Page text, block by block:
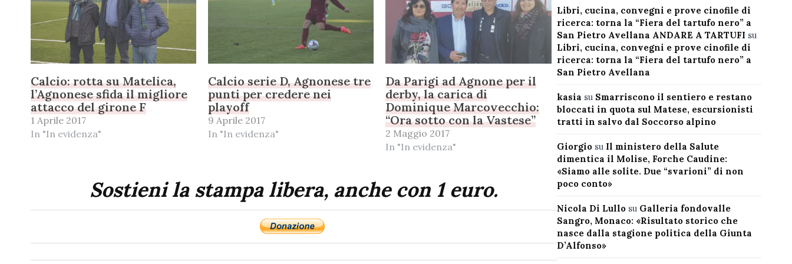
Calcio: rotta su Matelica,
l’Agnonese sfida il migliore
attacco del girone F
1 Aprile 2017
In "In evidenza"
Calcio serie D, Agnonese tre
punti per credere nei
playoff
9 Aprile 2017
In "In evidenza"
Da Parigi ad Agnone per il
derby, la carica di
Dominique Marcovecchio:
“Ora sotto con la Vastese”
2 Maggio 2017
In "In evidenza"
Sostieni la stampa libera, anche con 1 euro.
Libri, cucina, convegni e prove cinofile di
ricerca: torna la “Fiera del tartufo nero” a
San Pietro Avellana ANDARE A TARTUFI su
Libri, cucina, convegni e prove cinofile di
ricerca: torna la “Fiera del tartufo nero” a
San Pietro Avellana
kasia su Smarriscono il sentiero e restano
bloccati in quota sul Matese, escursionisti
tratti in salvo dal Soccorso alpino
Giorgiosu Il ministero della Salute
dimentica il Molise, Forche Caudine:
«Siamo alle solite. Due “svarioni” di non
poco conto»
Nicola Di Lullosu Galleria fondovalle
Sangro, Monaco: «Risultato storico che
nasce dalla stagione politica della Giunta
D’Alfonso»